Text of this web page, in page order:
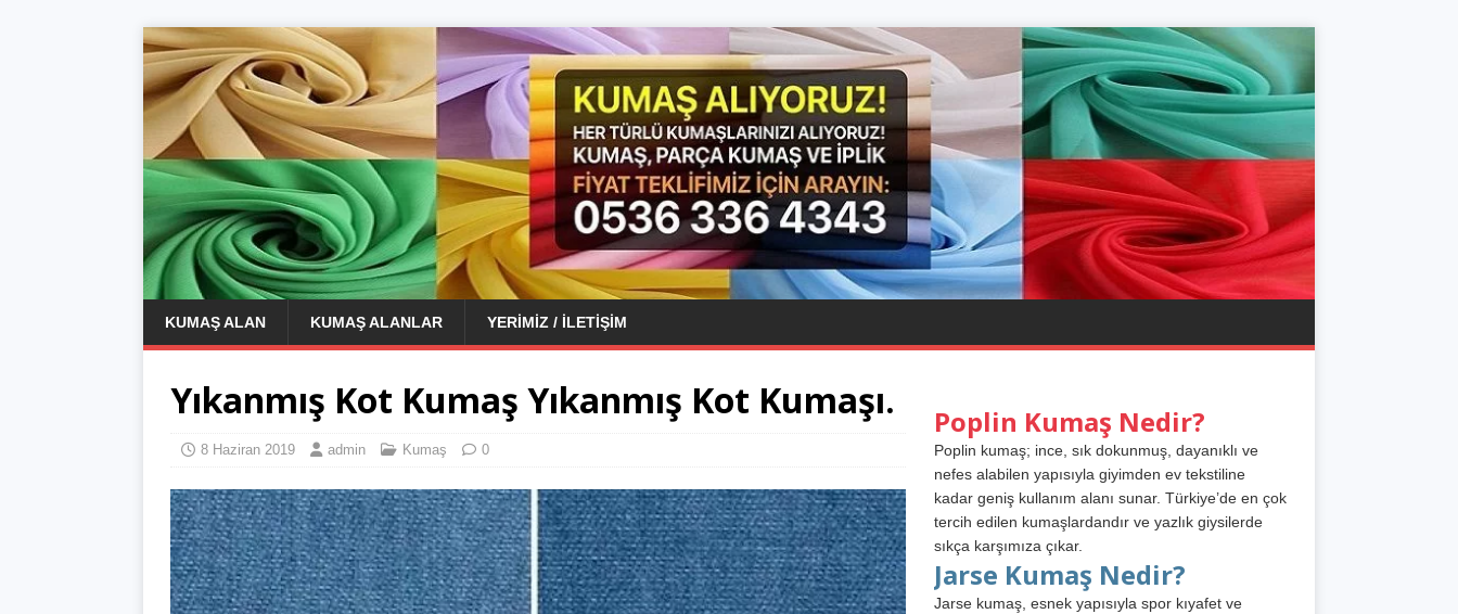
KUMAŞ ALAN KUMAŞ ALANLAR YERIMIZ / İLETIŞIM
Yıkanmış Kot Kumaş Yıkanmış Kot Kumaşı.
8 Haziran 2019 admin Kumaş 0
Poplin Kumaş Nedir?
Poplin kumaş; ince, sık dokunmuş, dayanıklı ve
nefes alabilen yapısıyla giyimden ev tekstiline
kadar geniş kullanım alanı sunar. Türkiye’de en çok
tercih edilen kumaşlardandır ve yazlık giysilerde
sıkça karşımıza çıkar.
Jarse Kumaş Nedir?
Jarse kumaş, esnek yapısıyla spor kıyafet ve